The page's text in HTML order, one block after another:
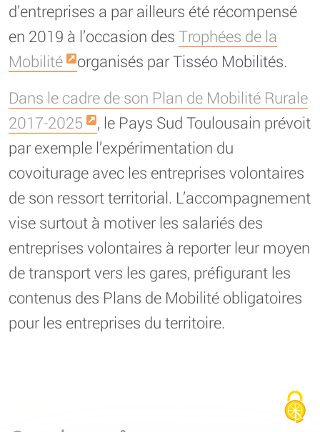
d’entreprises a par ailleurs été récompensé
en 2019 à l’occasion des Trophées de la
Mobilité
organisés par Tisséo Mobilités.
Dans le cadre de son Plan de Mobilité Rurale
2017-2025
, le Pays Sud Toulousain prévoit
par exemple l’expérimentation du
covoiturage avec les entreprises volontaires
de son ressort territorial. L’accompagnement
vise surtout à motiver les salariés des
entreprises volontaires à reporter leur moyen
de transport vers les gares, préfigurant les
contenus des Plans de Mobilité obligatoires
pour les entreprises du territoire.